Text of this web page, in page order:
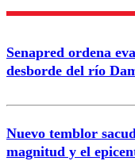
Nombre
Correo
Senapred ordena
desborde del río
Nuevo temblor
magnitud y el